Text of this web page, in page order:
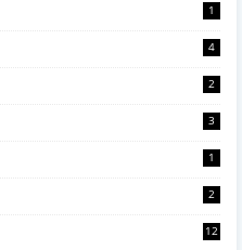
1
4
2
3
1
2
12